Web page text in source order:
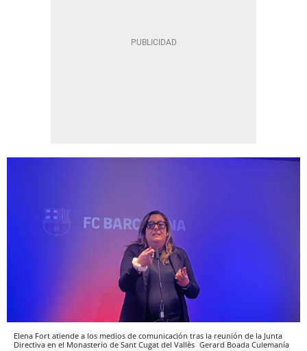
Elena Fort atiende a los medios de comunicación tras la reunión de la Junta
Directiva en el Monasterio de Sant Cugat del Vallès Gerard Boada Culemanía